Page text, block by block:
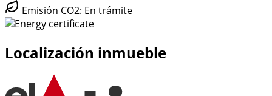
Emisión CO2: En trámite
Localización inmueble